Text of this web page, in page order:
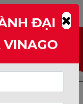
ĐẠI
VINAGO